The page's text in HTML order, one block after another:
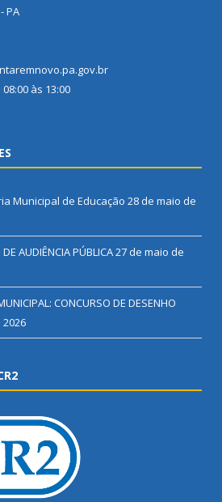
PA
às 13:00
Municipal de Educação 28 de maio de
AUDIÊNCIA PÚBLICA27 de maio de
CONCURSO DE DESENHO